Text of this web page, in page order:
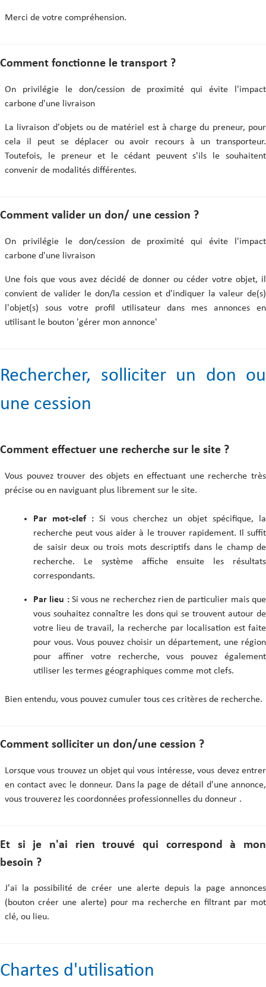
Merci de votre compréhension.
Comment fonctionne le transport ?
On privilégie le don/cession de proximité qui évite l'impact
carbone d'une livraison
La livraison d'objets ou de matériel est à charge du preneur, pour
cela il peut se déplacer ou avoir recours à un transporteur.
Toutefois, le preneur et le cédant peuvent s'ils le souhaitent
convenir de modalités différentes.
Comment valider un don/ une cession ?
On privilégie le don/cession de proximité qui évite l'impact
carbone d'une livraison
Une fois que vous avez décidé de donner ou céder votre objet, il
convient de valider le don/la cession et d'indiquer la valeur de(s)
l'objet(s) sous votre profil utilisateur dans mes annonces en
utilisant le bouton 'gérer mon annonce'
Rechercher, solliciter un don ou
une cession
Comment effectuer une recherche sur le site ?
Vous pouvez trouver des objets en effectuant une recherche très
précise ou en naviguant plus librement sur le site.
Par mot-clef :Si vous cherchez un objet spécifique, la
recherche peut vous aider à le trouver rapidement. Il suffit
de saisir deux ou trois mots descriptifs dans le champ de
recherche. Le système affiche ensuite les résultats
correspondants.
Par lieu :Si vous ne recherchez rien de particulier mais que
vous souhaitez connaître les dons qui se trouvent autour de
votre lieu de travail, la recherche par localisation est faite
pour vous. Vous pouvez choisir un département, une région
pour affiner votre recherche, vous pouvez également
utiliser les termes géographiques comme mot clefs.
Bien entendu, vous pouvez cumuler tous ces critères de recherche.
Comment solliciter un don/une cession ?
Lorsque vous trouvez un objet qui vous intéresse, vous devez entrer
en contact avec le donneur. Dans la page de détail d'une annonce,
vous trouverez les coordonnées professionnelles du donneur .
Et si je n'ai rien trouvé qui correspond à mon
besoin ?
J'ai la possibilité de créer une alerte depuis la page annonces
(bouton créer une alerte) pour ma recherche en filtrant par mot
clé, ou lieu.
Chartes d'utilisation